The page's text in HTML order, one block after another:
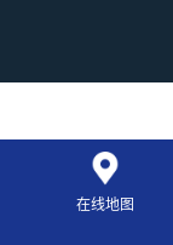
在线地图